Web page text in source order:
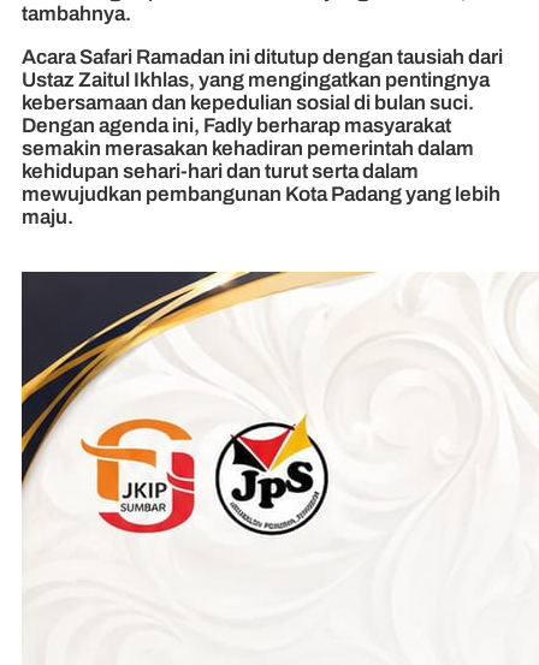
tambahnya.
Acara Safari Ramadan ini ditutup dengan tausiah dari
Ustaz Zaitul Ikhlas, yang mengingatkan pentingnya
kebersamaan dan kepedulian sosial di bulan suci.
Dengan agenda ini, Fadly berharap masyarakat
semakin merasakan kehadiran pemerintah dalam
kehidupan sehari-hari dan turut serta dalam
mewujudkan pembangunan Kota Padang yang lebih
maju.